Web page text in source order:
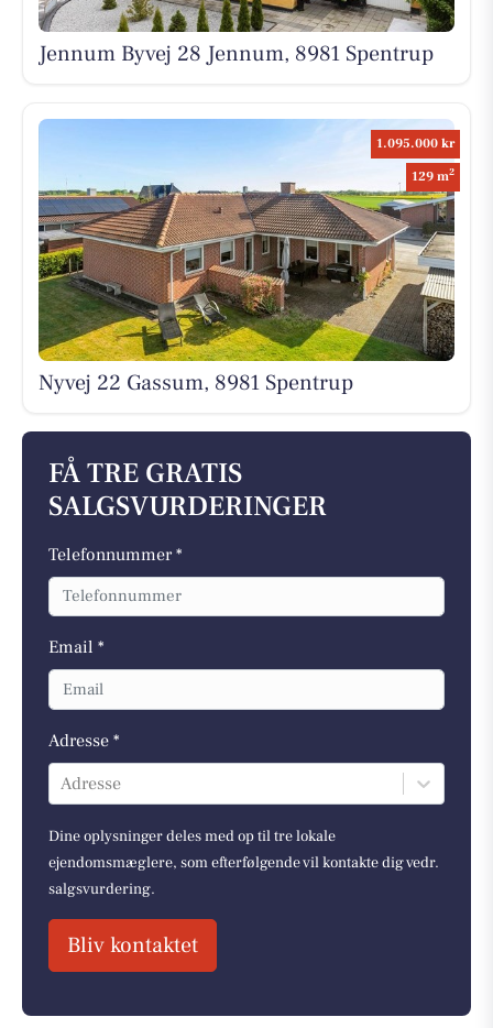
Jennum Byvej 28 Jennum, 8981 Spentrup
1.095.000 kr
129 m2
Nyvej 22 Gassum, 8981 Spentrup
FÅ TRE GRATIS
SALGSVURDERINGER
Telefonnummer *
Email *
Adresse *
Adresse
Dine oplysninger deles med op til tre lokale
ejendomsmæglere, som efterfølgende vil kontakte dig vedr.
salgsvurdering.
Bliv kontaktet